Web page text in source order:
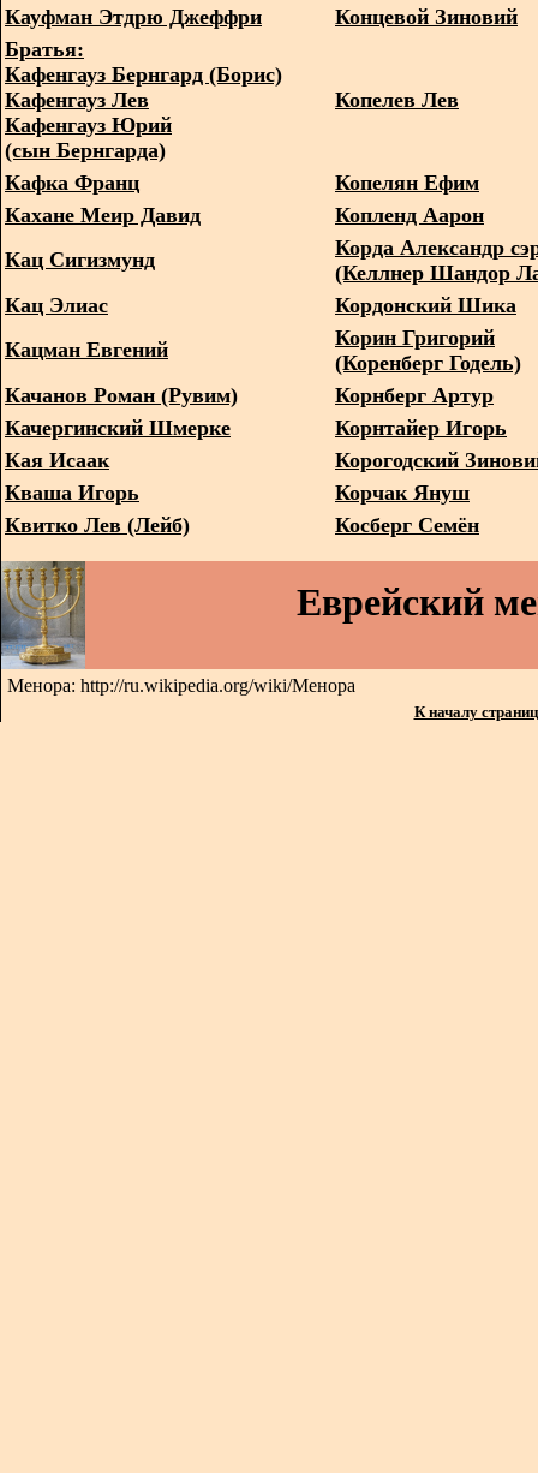
Кауфман Этдрю Джеффри
Концевой Зиновий
Братья:
Кафенгауз Бернгард (Борис)
Кафенгауз Лев
Кафенгауз Юрий
(сын Бернгарда)
Копелев Лев
Кафка Франц
Копелян Ефим
Кахане Меир Давид
Копленд Аарон
Кац Сигизмунд
Корда Александр
(Келлнер Шандор
Кац Элиас
Кордонский Шика
Кацман Евгений
Корин Григорий
(Коренберг Годель)
Качанов Роман (Рувим)
Корнберг Артур
Качергинский Шмерке
Корнтайер Игорь
Кая Исаак
Корогодский
Кваша Игорь
Корчак Януш
Квитко Лев (Лейб)
Косберг Семён
Еврейский
Менора: http://ru.wikipedia.org/wiki/Менора
К началу